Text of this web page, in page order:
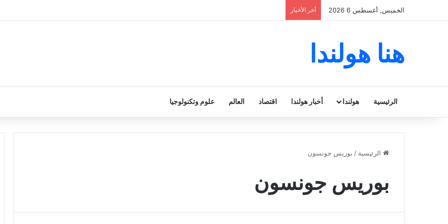
الخميس, أغسطس 6 2026 أخر الأخبار
هنا هولندا
الرئيسية هولندا أخبار هولندا اقتصاد العالم علوم وتكنولوجيا
الرئيسية / بوريس جونسون
بوريس جونسون